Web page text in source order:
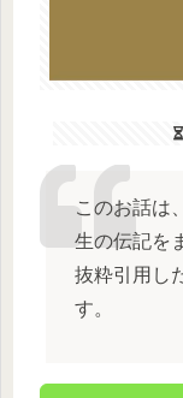
このお話は
生の伝記を
抜粋引用し
す。